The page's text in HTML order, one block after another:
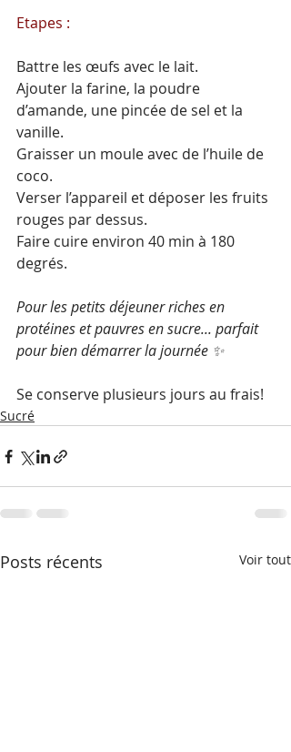
Etapes :
Battre les œufs avec le lait.
Ajouter la farine, la poudre
d’amande, une pincée de sel et la
vanille.
Graisser un moule avec de l’huile de
coco.
Verser l’appareil et déposer les fruits
rouges par dessus.
Faire cuire environ 40 min à 180
degrés.
Pour les petits déjeuner riches en
protéines et pauvres en sucre... parfait
pour bien démarrer la journée ✨
Se conserve plusieurs jours au frais!
Sucré
Posts récents Voir tout